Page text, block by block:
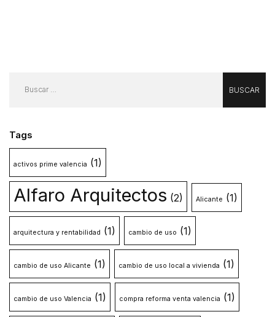
Tags
activos prime valencia (1)
Alfaro Arquitectos (2) Alicante (1)
arquitectura y rentabilidad (1) cambio de uso (1)
cambio de uso Alicante (1) cambio de uso local a vivienda (1)
cambio de uso Valencia (1) compra reforma venta valencia (1)